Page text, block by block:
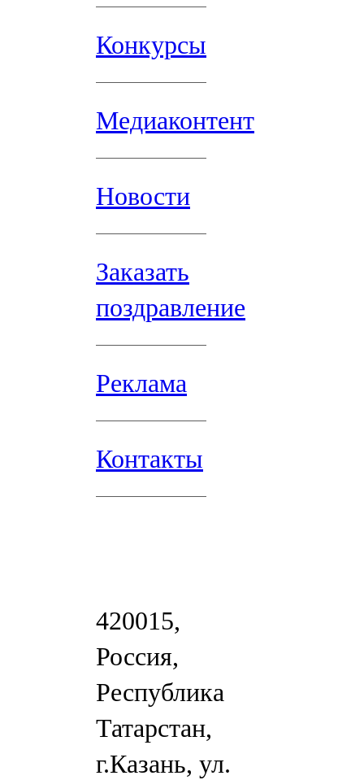
Конкурсы
Медиаконтент
Новости
Заказать
поздравление
Реклама
Контакты
420015,
Россия,
Республика
Татарстан,
г.Казань, ул.